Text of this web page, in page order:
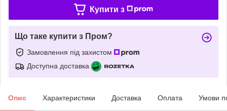
Купити з
Що таке купити з Пром?
Замовлення під захистом
Доступна доставка
Опис Характеристики Доставка Оплата Умови